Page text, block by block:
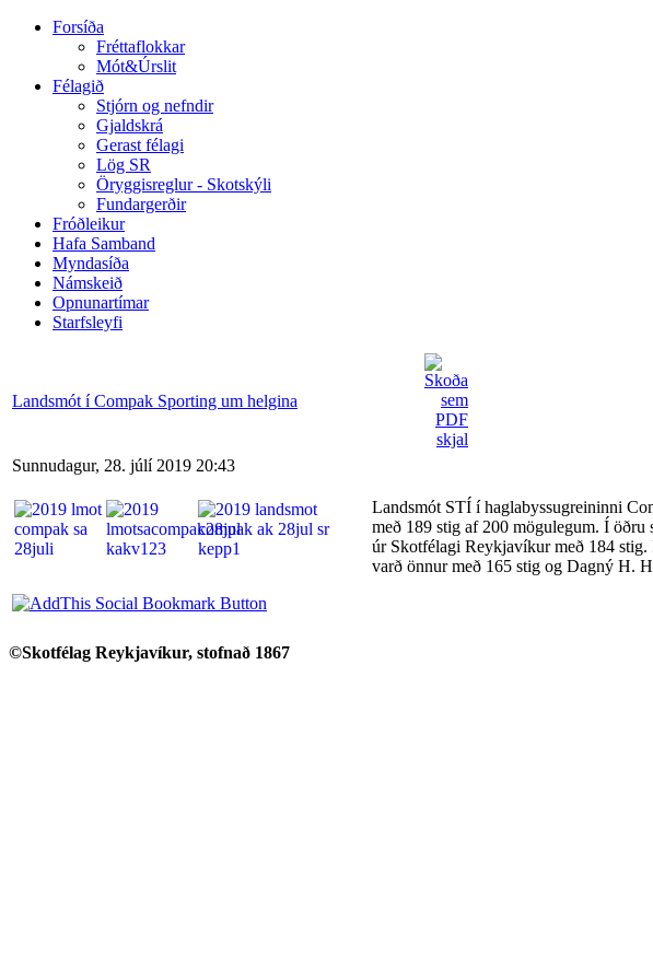
Forsíða
Fréttaflokkar
Mót&Úrslit
Félagið
Stjórn og nefndir
Gjaldskrá
Gerast félagi
Lög SR
Öryggisreglur - Skotskýli
Fundargerðir
Fróðleikur
Hafa Samband
Myndasíða
Námskeið
Opnunartímar
Starfsleyfi
Landsmót í Compak Sporting um helgina
Sunnudagur, 28. júlí 2019 20:43
Landsmót STÍ í haglabyssugreininni
með 189 stig af 200 mögulegum. Í
úr Skotfélagi Reykjavíkur með 184
varð önnur með 165 stig og Dagný H.
©Skotfélag Reykjavíkur, stofnað 1867